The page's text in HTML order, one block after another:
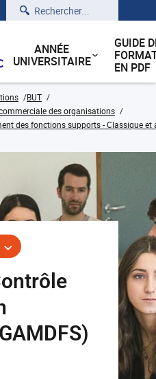
Rechercher
ANNÉE
UNIVERSITAIRE
GUIDE
EN PDF
BUT
des organisations
des fonctions supports - Classique et